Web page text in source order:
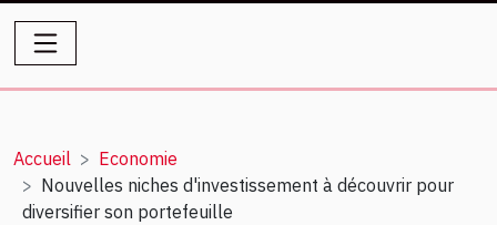
Accueil
Economie
Nouvelles niches d'investissement à découvrir pour
diversifier son portefeuille